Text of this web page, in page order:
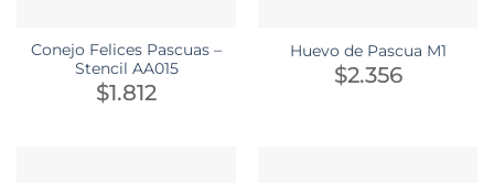
Conejo Felices Pascuas –
Stencil AA015
$1.812
Huevo de Pascua M1
$2.356